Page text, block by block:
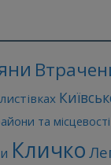
та місцевості
Кличко